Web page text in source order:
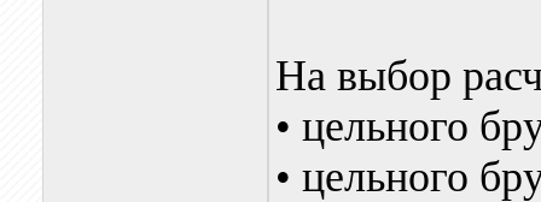
На выбор
• цельного
• цельного